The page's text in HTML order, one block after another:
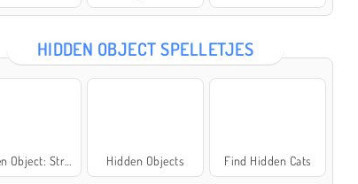
HIDDEN OBJECT SPELLETJES
Hidden Objects Find Hidden Cats